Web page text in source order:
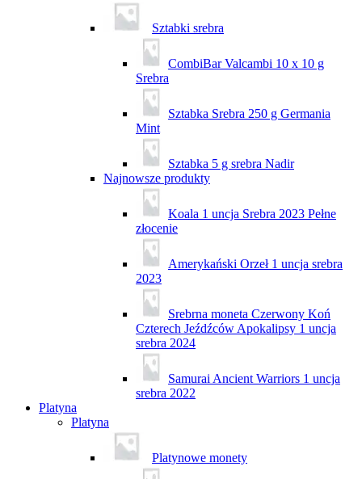
Sztabki srebra
CombiBar Valcambi 10 x 10 g
Srebra
Sztabka Srebra 250 g Germania
Mint
Sztabka 5 g srebra Nadir
Najnowsze produkty
Koala 1 uncja Srebra 2023 Pełne
złocenie
Amerykański Orzeł 1 uncja srebra
2023
Srebrna moneta Czerwony Koń
Czterech Jeźdźców Apokalipsy 1 uncja
srebra 2024
Samurai Ancient Warriors 1 uncja
srebra 2022
Platyna
Platyna
Platynowe monety